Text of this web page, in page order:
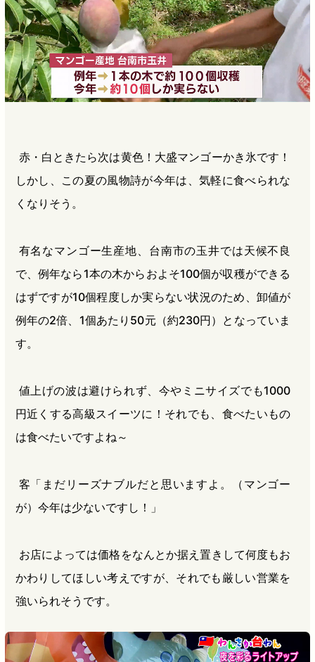
赤・白ときたら次は黄色！大盛マンゴーかき氷です！
しかし、この夏の風物詩が今年は、気軽に食べられな
くなりそう。
有名なマンゴー生産地、台南市の玉井では天候不良
で、例年なら1本の木からおよそ100個が収穫ができる
はずですが10個程度しか実らない状況のため、卸値が
例年の2倍、1個あたり50元（約230円）となっていま
す。
値上げの波は避けられず、今やミニサイズでも1000
円近くする高級スイーツに！それでも、食べたいもの
は食べたいですよね～
客「まだリーズナブルだと思いますよ。（マンゴー
が）今年は少ないですし！」
お店によっては価格をなんとか据え置きして何度もお
かわりしてほしい考えですが、それでも厳しい営業を
強いられそうです。